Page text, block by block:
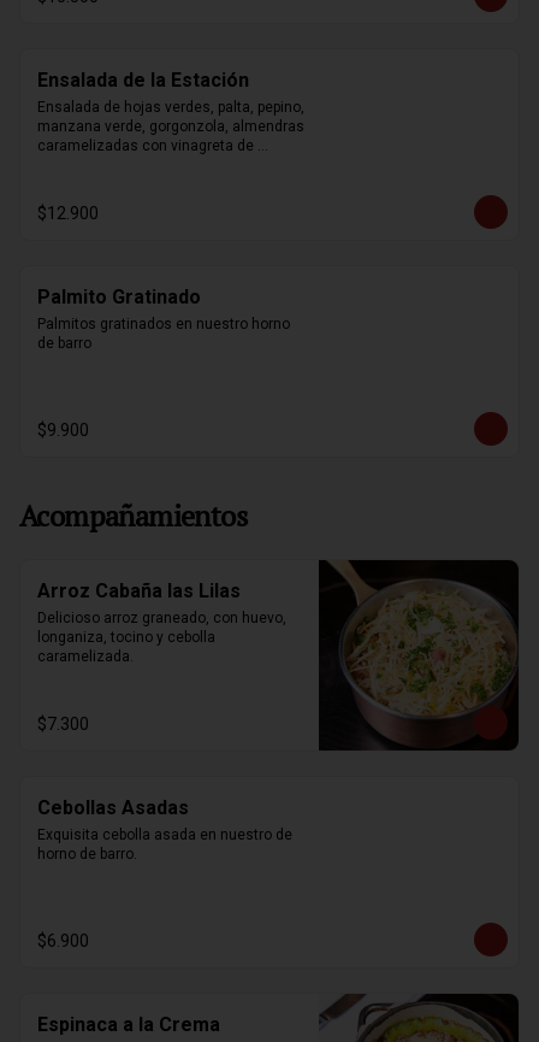
Ensalada de la Estación
Ensalada de hojas verdes, palta, pepino,
manzana verde, gorgonzola, almendras
caramelizadas con vinagreta de
$12.900
Palmito Gratinado
Palmitos gratinados en nuestro horno
de barro
$9.900
Acompañamientos
Arroz Cabaña las Lilas
Delicioso arroz graneado, con huevo,
longaniza, tocino y cebolla
caramelizada.
$7.300
Cebollas Asadas
Exquisita cebolla asada en nuestro de
horno de barro.
$6.900
Espinaca a la Crema